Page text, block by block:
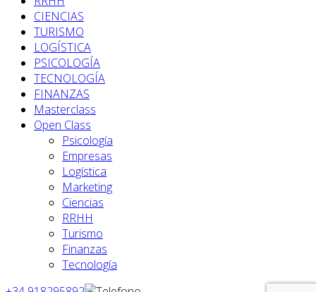
CIENCIAS
TURISMO
LOGÍSTICA
PSICOLOGÍA
TECNOLOGÍA
FINANZAS
Masterclass
Open Class
Psicología
Empresas
Logística
Marketing
Ciencias
RRHH
Turismo
Finanzas
Tecnología